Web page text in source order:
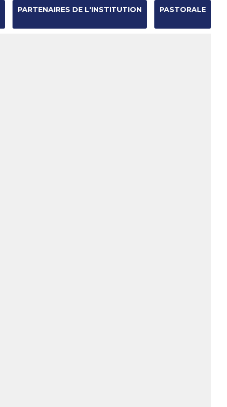
PARTENAIRES DE L'INSTITUTION PASTORALE
Chercher par
Recherche